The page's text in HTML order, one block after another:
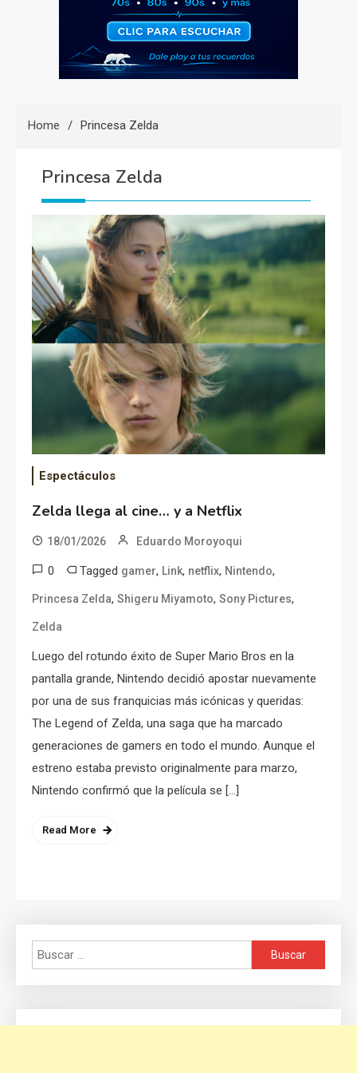
Home Princesa Zelda
Princesa Zelda
Espectáculos
Zelda llega al cine… y a Netflix
18/01/2026 Eduardo Moroyoqui
0 Tagged gamer, Link, netflix, Nintendo,
Princesa Zelda, Shigeru Miyamoto, Sony Pictures,
Zelda
Luego del rotundo éxito de Super Mario Bros en la
pantalla grande, Nintendo decidió apostar nuevamente
por una de sus franquicias más icónicas y queridas:
The Legend of Zelda, una saga que ha marcado
generaciones de gamers en todo el mundo. Aunque el
estreno estaba previsto originalmente para marzo,
Nintendo confirmó que la película se […]
Read More
Buscar: